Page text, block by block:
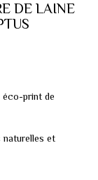
DE LAINE
éco-print de
naturelles et